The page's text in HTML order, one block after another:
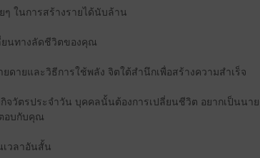
ๆ ในการสร้างรายได้นับล้าน
ยนทางลัดชีวิตของคุณ
ดายและวิธีการใช้พลัง จิตใต้สำนึกเพื่อสร้างความสำเร็จ
วัตรประจำวัน บุคคลนั้นต้องการเปลี่ยนชีวิต อยากเป็นนาย
อบกับคุณ
วลาอันสั้น